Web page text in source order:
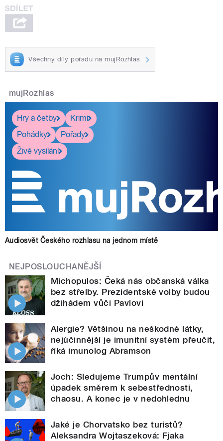
Všechny díly pořadu na mujRozhlas
mujRozhlas
Hry a četby
Krimi
Pohádky
Pořady
Živé vysílání
Audiosvět Českého rozhlasu na jednom místě
NEJPOSLOUCHANĚJŠÍ
Michopulos: Čeká nás občanská válka
bez střelby. Prezidentské volby budou
džihádem vůči Pavlovi
Alergie? Většinou na neškodné látky,
nejúčinnější je imunitní systém přeučit,
říká imunolog Abramson
Joch: Sledujeme Trumpův mentální
úpadek směrem k sebestřednosti,
chaosu. A konec je v nedohlednu
Jaké je Chorvatsko bez turistů?
Aleksandra Wojtaszeková: Fjaka